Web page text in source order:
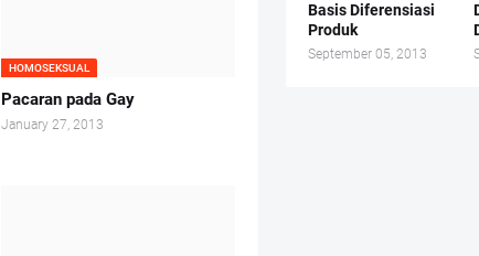
HOMOSEKSUAL
Pacaran pada Gay
January 27, 2013
Basis Diferensiasi
Produk
September 05, 2013